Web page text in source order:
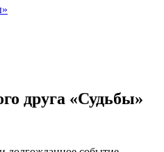
друга «Судьбы»